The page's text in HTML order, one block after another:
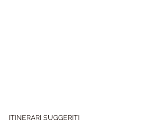
ITINERARI SUGGERITI